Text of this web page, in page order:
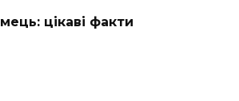
цікаві факти